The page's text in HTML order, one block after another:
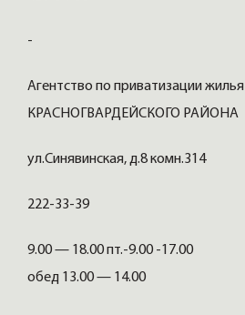
-
Агентство по приватизации жилья
КРАСНОГВАРДЕЙСКОГО РАЙОНА
ул.Синявинская, д.8 комн.314
222-33-39
9.00 — 18.00 пт.-9.00 -17.00
обед 13.00 — 14.00